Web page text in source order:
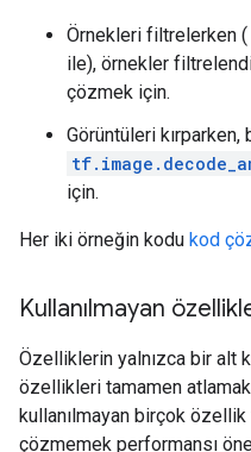
Örnekleri filtrelerken (
ile), örnekler
çözmek için.
Görüntüleri
için.
Her iki örneğin kodu kod
Kullanılmayan
Özelliklerin yalnızca bir alt
özellikleri tamamen
kullanılmayan birçok özellik
çözmemek performansı